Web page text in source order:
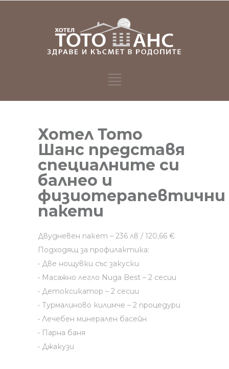
Хотел Тото
Шанс представя
специалните си
балнео и
физиотерапевтични
пакети
Двудневен пакет – 236 лв / 120,66 €
Подходящ за профилактика:
• Две нощувки със закуски
• Масажно легло Nuga Best – 2 сесии
• Детоксикатор – 2 сесии
• Турмалиново килимче – 2 процедури
• Лечебен минерален басейн
• Парна баня
• Джакузи